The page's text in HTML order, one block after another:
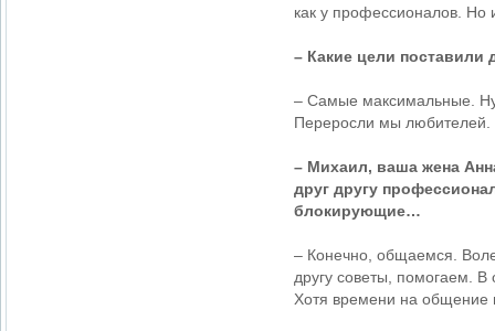
как у профессионалов. Но
– Какие цели поставили
– Самые максимальные.
Переросли мы любителей.
– Михаил, ваша жена
друг другу
блокирующие…
– Конечно, общаемся.
другу советы, помогаем.
Хотя времени на общение